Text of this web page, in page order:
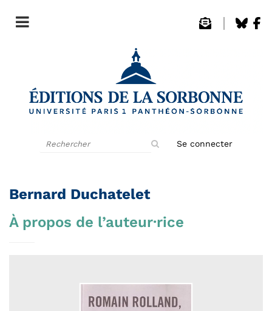
Se connecter
Bernard Duchatelet
À propos de l’auteur·rice